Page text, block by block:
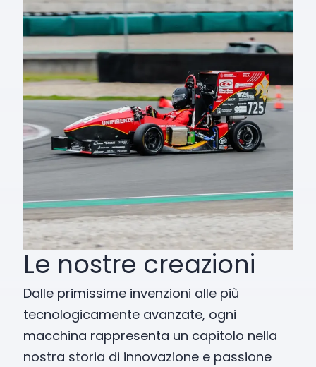
Le nostre creazioni
Dalle primissime invenzioni alle più
tecnologicamente avanzate, ogni
macchina rappresenta un capitolo nella
nostra storia di innovazione e passione